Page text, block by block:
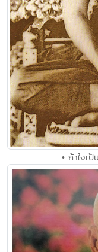
• ถ้าใจเ